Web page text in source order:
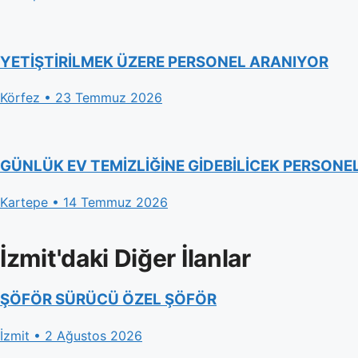
YETİŞTİRİLMEK ÜZERE PERSONEL ARANIYOR
Körfez • 23 Temmuz 2026
GÜNLÜK EV TEMİZLİĞİNE GİDEBİLİCEK
Kartepe • 14 Temmuz 2026
İzmit'daki Diğer İlanlar
ŞÖFÖR SÜRÜCÜ ÖZEL ŞÖFÖR
İzmit • 2 Ağustos 2026